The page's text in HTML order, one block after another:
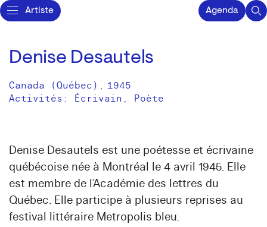
Artiste Agenda
Denise Desautels
Canada (Québec) , 1945
Activités: Écrivain Poète
Denise Desautels est une poétesse et écrivaine
québécoise née à Montréal le 4 avril 1945. Elle
est membre de l’Académie des lettres du
Québec. Elle participe à plusieurs reprises au
festival littéraire Metropolis bleu.